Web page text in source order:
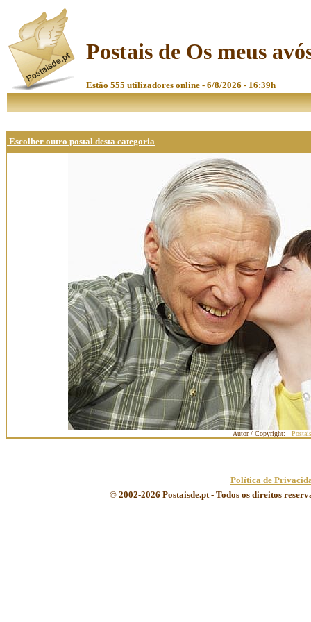
Postais de Os meus
Estão 555 utilizadores online - 6/8/2026 - 16:39h
Escolher outro postal desta categoria
Autor / Copyright:
Política de
© 2002-2026 Postaisde.pt - Todos os direitos